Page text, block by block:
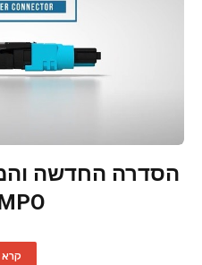
הסדרה החדשה
קרא